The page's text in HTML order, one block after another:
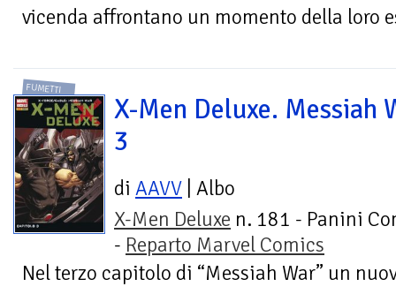
vicenda affrontano un momento della loro
FUMETTI
X-Men Deluxe. Messiah
3
di AAVV | Albo
X-Men Deluxe n. 181 - Panini
- Reparto Marvel Comics
Nel terzo capitolo di “Messiah War” un